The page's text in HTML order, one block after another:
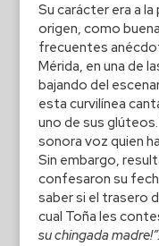
Su carácter era a
origen, como
frecuentes
Mérida, en una de
bajando del
esta curvilínea
uno de sus
sonora voz quien
Sin embargo,
confesaron su
saber si el trasero
cual Toña les
su chingada madre!”.